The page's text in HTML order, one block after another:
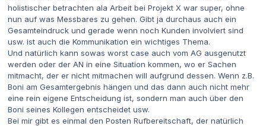
holistischer betrachten ala Arbeit bei Projekt X war super, ohne
nun auf was Messbares zu gehen. Gibt ja durchaus auch ein
Gesamteindruck und gerade wenn noch Kunden involviert sind
usw. ist auch die Kommunikation ein wichtiges Thema.
Und natürlich kann sowas worst case auch vom AG ausgenutzt
werden oder der AN in eine Situation kommen, wo er Sachen
mitmacht, der er nicht mitmachen will aufgrund dessen. Wenn z.B.
Boni am Gesamtergebnis hängen und das dann auch nicht mehr
eine rein eigene Entscheidung ist, sondern man auch über den
Boni seines Kollegen entscheidet usw.
Bei mir gibt es einmal den Posten Rufbereitschaft, der natürlich